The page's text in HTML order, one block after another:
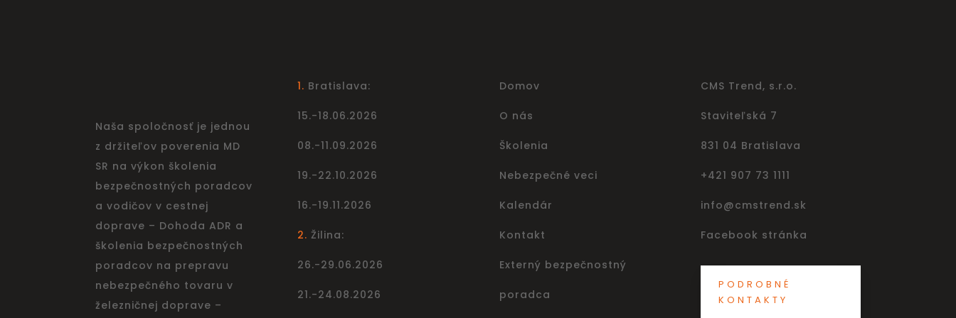
Naša spoločnosť je jednou
z držiteľov poverenia MD
SR na výkon školenia
bezpečnostných poradcov
a vodičov v cestnej
doprave – Dohoda ADR a
školenia bezpečnostných
poradcov na prepravu
nebezpečného tovaru v
železničnej doprave –
1. Bratislava:
15.-18.06.2026
08.-11.09.2026
19.-22.10.2026
16.-19.11.2026
2. Žilina:
26.-29.06.2026
21.-24.08.2026
Domov
O nás
Školenia
Nebezpečné veci
Kalendár
Kontakt
Externý bezpečnostný
poradca
CMS Trend, s.r.o.
Staviteľská 7
831 04 Bratislava
+421 907 73 1111
info@cmstrend.sk
Facebook stránka
PODROBNÉ
KONTAKTY